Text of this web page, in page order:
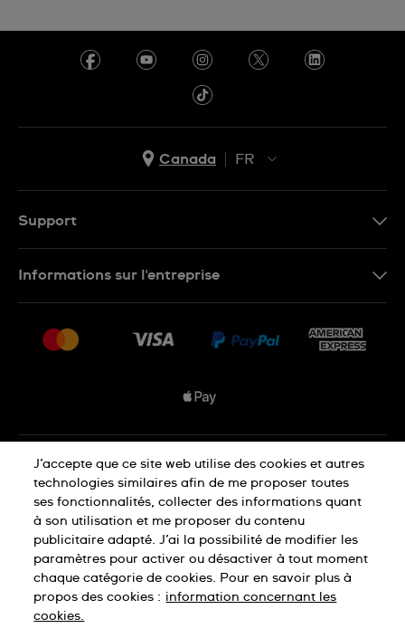
Canada
FR
Support
Conditions De Vente
Informations sur l'entreprise
Nous rejoindre
Déclaration de confidentialité
Déclaration concernant les cookies
Conditions d'utilisation
J’accepte que ce site web utilise des cookies et autres
technologies similaires afin de me proposer toutes
ses fonctionnalités, collecter des informations quant
à son utilisation et me proposer du contenu
publicitaire adapté. J’ai la possibilité de modifier les
paramètres pour activer ou désactiver à tout moment
chaque catégorie de cookies. Pour en savoir plus à
propos des cookies : information concernant les
cookies.